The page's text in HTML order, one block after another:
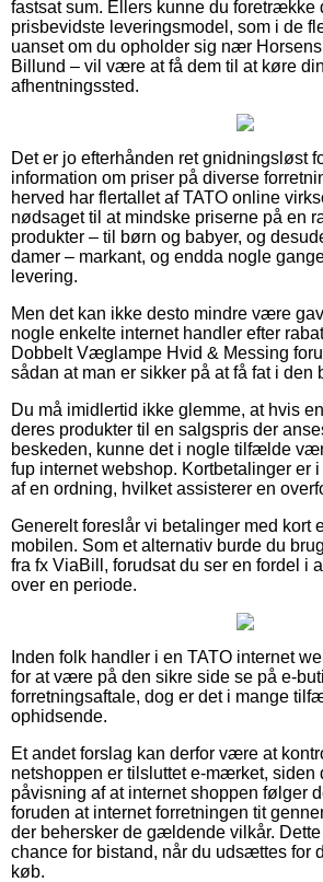
fastsat sum. Ellers kunne du foretrække
prisbevidste leveringsmodel, som i de
uanset om du opholder sig nær
Billund – vil være at få dem til at køre
afhentningssted.
Det er jo efterhånden ret gnidningsløst
information om priser på diverse
herved har flertallet af TATO online
nødsaget til at mindske priserne på en
produkter – til børn og babyer, og
damer – markant, og endda nogle
levering.
Men det kan ikke desto mindre være
nogle enkelte internet handler efter
Dobbelt Væglampe Hvid & Messing
sådan at man er sikker på at få fat i den
Du må imidlertid ikke glemme, at hvis
deres produkter til en salgspris der
beskeden, kunne det i nogle tilfælde
fup internet webshop. Kortbetalinger er
af en ordning, hvilket assisterer en
Generelt foreslår vi betalinger med kort
mobilen. Som et alternativ burde du
fra fx ViaBill, forudsat du ser en fordel i
over en periode.
Inden folk handler i en TATO internet
for at være på den sikre side se på e-
forretningsaftale, dog er det i mange
ophidsende.
Et andet forslag kan derfor være at
netshoppen er tilsluttet e-mærket, siden
påvisning af at internet shoppen følger
foruden at internet forretningen tit
der behersker de gældende vilkår.
chance for bistand, når du udsættes for
køb.